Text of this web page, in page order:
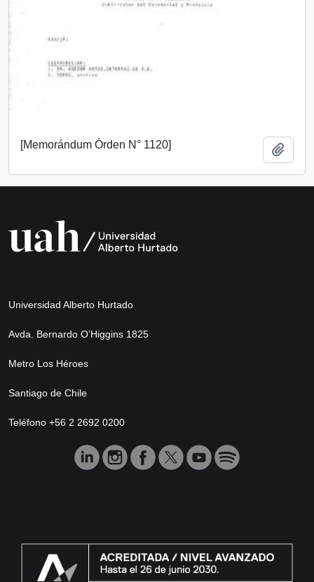
[Memorándum Órden N° 1120]
Universidad Alberto Hurtado
Avda. Bernardo O’Higgins 1825
Metro Los Héroes
Santiago de Chile
Teléfono +56 2 2692 0200